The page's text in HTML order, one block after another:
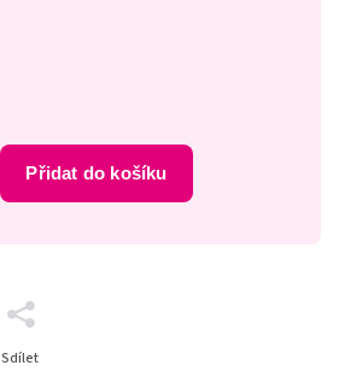
Přidat do košíku
Sdílet